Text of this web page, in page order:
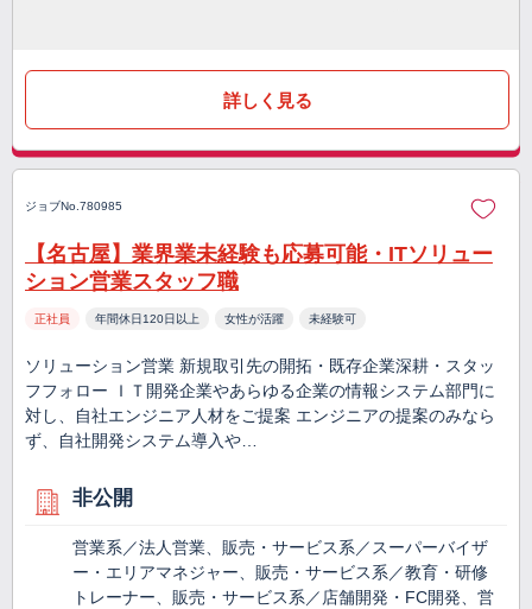
詳しく見る
ジョブNo.780985
【名古屋】業界業未経験も応募可能・ITソリュー
ション営業スタッフ職
正社員 年間休日120日以上 女性が活躍 未経験可
ソリューション営業 新規取引先の開拓・既存企業深耕・スタッ
フフォロー ＩＴ開発企業やあらゆる企業の情報システム部門に
対し、自社エンジニア人材をご提案 エンジニアの提案のみなら
ず、自社開発システム導入や…
非公開
営業系／法人営業、販売・サービス系／スーパーバイザ
ー・エリアマネジャー、販売・サービス系／教育・研修
トレーナー、販売・サービス系／店舗開発・FC開発、営